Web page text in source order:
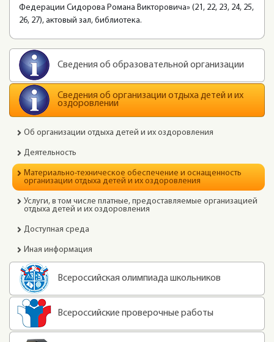
Федерации Сидорова Романа Викторовича» (21, 22, 23, 24, 25,
26, 27), актовый зал, библиотека.
Сведения об образовательной организации
Сведения об организации отдыха детей и их
оздоровлении
Об организации отдыха детей и их оздоровления
Деятельность
Материально-техническое обеспечение и оснащенность
организации отдыха детей и их оздоровления
Услуги, в том числе платные, предоставляемые организацией
отдыха детей и их оздоровления
Доступная среда
Иная информация
Всероссийская олимпиада школьников
Всероссийские проверочные работы